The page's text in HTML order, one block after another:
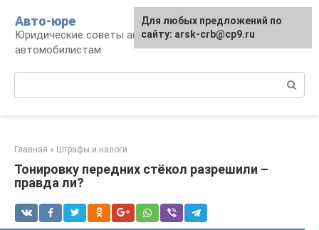
контенту
Авто-юре
Юридические советы автовладельцам и
автомобилистам
Главная » Штрафы и налоги
Тонировку передних стёкол разрешили –
правда ли?
Для любых предложений по
сайту: arsk-crb@cp9.ru